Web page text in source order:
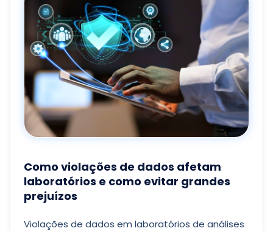
Como violações de dados afetam
laboratórios e como evitar grandes
prejuízos
Violações de dados em laboratórios de análises